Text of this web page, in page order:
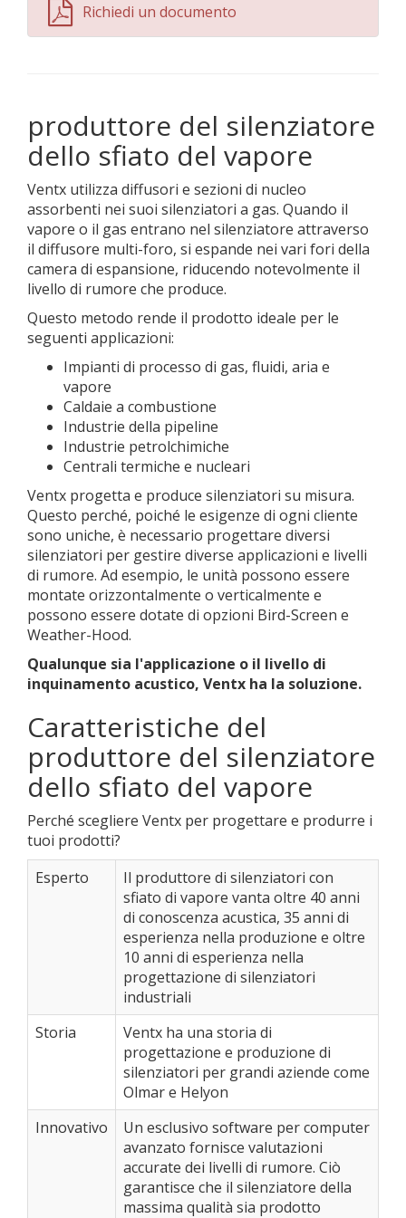
Richiedi un documento
produttore del silenziatore
dello sfiato del vapore
Ventx utilizza diffusori e sezioni di nucleo
assorbenti nei suoi silenziatori a gas. Quando il
vapore o il gas entrano nel silenziatore attraverso
il diffusore multi-foro, si espande nei vari fori della
camera di espansione, riducendo notevolmente il
livello di rumore che produce.
Questo metodo rende il prodotto ideale per le
seguenti applicazioni:
Impianti di processo di gas, fluidi, aria e
vapore
Caldaie a combustione
Industrie della pipeline
Industrie petrolchimiche
Centrali termiche e nucleari
Ventx progetta e produce silenziatori su misura.
Questo perché, poiché le esigenze di ogni cliente
sono uniche, è necessario progettare diversi
silenziatori per gestire diverse applicazioni e livelli
di rumore. Ad esempio, le unità possono essere
montate orizzontalmente o verticalmente e
possono essere dotate di opzioni Bird-Screen e
Weather-Hood.
Qualunque sia l'applicazione o il livello di
inquinamento acustico, Ventx ha la soluzione.
Caratteristiche del
produttore del silenziatore
dello sfiato del vapore
Perché scegliere Ventx per progettare e produrre i
tuoi prodotti?
Esperto
Il produttore di silenziatori con
sfiato di vapore vanta oltre 40 anni
di conoscenza acustica, 35 anni di
esperienza nella produzione e oltre
10 anni di esperienza nella
progettazione di silenziatori
industriali
Storia
Ventx ha una storia di
progettazione e produzione di
silenziatori per grandi aziende come
Olmar e Helyon
Innovativo
Un esclusivo software per computer
avanzato fornisce valutazioni
accurate dei livelli di rumore. Ciò
garantisce che il silenziatore della
massima qualità sia prodotto